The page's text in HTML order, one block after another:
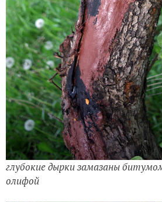
глубокие дырки замазаны
олифой